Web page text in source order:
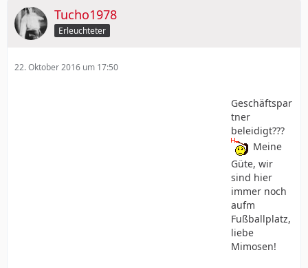
Tucho1978
Erleuchteter
22. Oktober 2016 um 17:50
Geschäftspar
tner
beleidigt???
Meine
Güte, wir
sind hier
immer noch
aufm
Fußballplatz,
liebe
Mimosen!